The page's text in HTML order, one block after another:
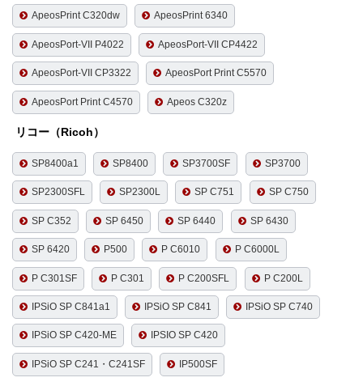
ApeosPrint C320dw ApeosPrint 6340
ApeosPort-VII P4022 ApeosPort-VII CP4422
ApeosPort-VII CP3322 ApeosPort Print C5570
ApeosPort Print C4570 Apeos C320z
リコー（Ricoh）
SP8400a1 SP8400 SP3700SF SP3700
SP2300SFL SP2300L SP C751 SP C750
SP C352 SP 6450 SP 6440 SP 6430
SP 6420 P500 P C6010 P C6000L
P C301SF P C301 P C200SFL P C200L
IPSiO SP C841a1 IPSiO SP C841 IPSiO SP C740
IPSiO SP C420-ME IPSIO SP C420
IPSiO SP C241・C241SF IP500SF